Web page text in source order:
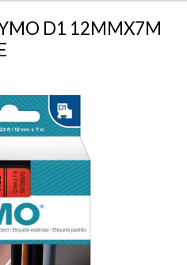
D1 12MMX7M